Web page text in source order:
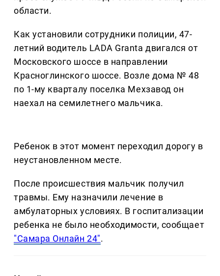
области.
Как установили сотрудники полиции, 47-
летний водитель LADA Granta двигался от
Московского шоссе в направлении
Красноглинского шоссе. Возле дома № 48
по 1-му кварталу поселка Мехзавод он
наехал на семилетнего мальчика.
Ребенок в этот момент переходил дорогу в
неустановленном месте.
После происшествия мальчик получил
травмы. Ему назначили лечение в
амбулаторных условиях. В госпитализации
ребенка не было необходимости, сообщает
"Самара Онлайн 24".